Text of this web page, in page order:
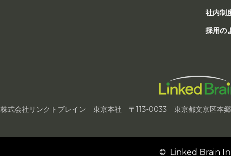
社内制
採用の
株式会社リンクトブレイン 東京本社 〒113-0033 東京都文京区本
© Linked Brain